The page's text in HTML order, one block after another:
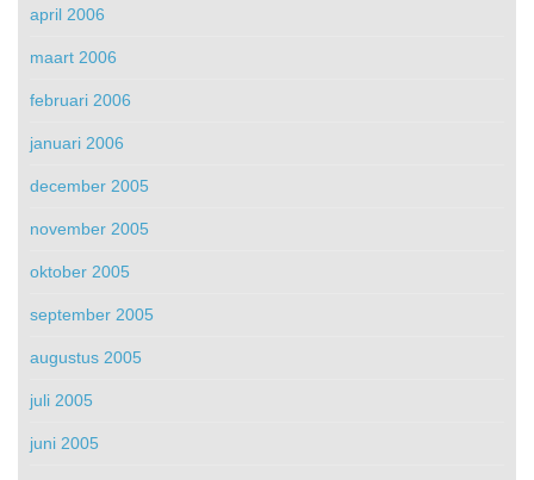
april 2006
maart 2006
februari 2006
januari 2006
december 2005
november 2005
oktober 2005
september 2005
augustus 2005
juli 2005
juni 2005